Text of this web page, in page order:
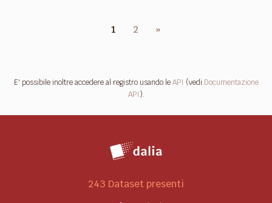
1 2 »
E' possibile inoltre accedere al registro usando leAPI (vedi Documentazione
API).
243 Dataset presenti